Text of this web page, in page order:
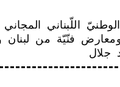
تيرو الفنّيّ الدّوليّ فأقيمت عام ٢٠٢٣ في
فنّيّة من لبنان